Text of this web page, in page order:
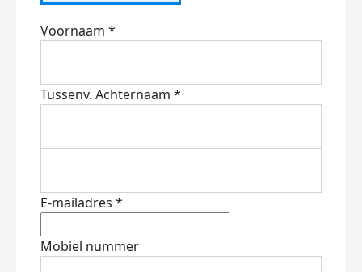
Voornaam *
Tussenv. Achternaam *
E-mailadres *
Mobiel nummer